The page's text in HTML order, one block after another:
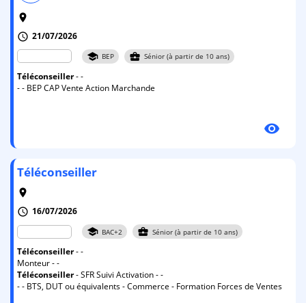
room
schedule 21/07/2026
school BEP business_center Sénior (à partir de 10 ans)
Téléconseiller- -
- - BEP CAP Vente Action Marchande
visibility
Téléconseiller
room
schedule 16/07/2026
school BAC+2 business_center Sénior (à partir de 10 ans)
Téléconseiller- -
Monteur - -
Téléconseiller- SFR Suivi Activation - -
- - BTS, DUT ou équivalents - Commerce - Formation Forces de Ventes